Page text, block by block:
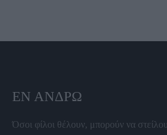
ΕΝ ΆΝΔΡΩ
Όσοι φίλοι θέλουν, μπορούν να